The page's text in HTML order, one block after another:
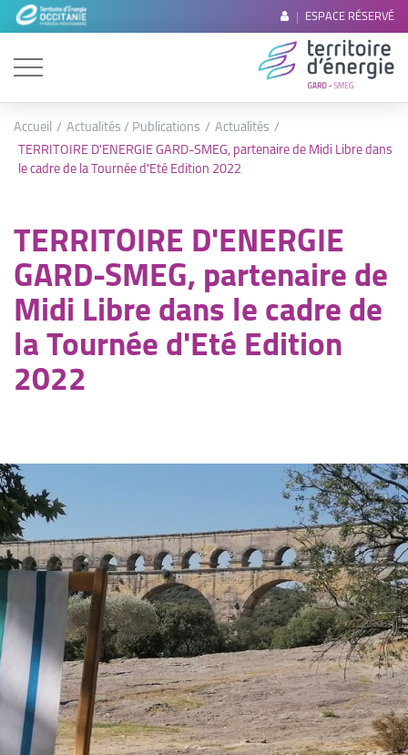
ESPACE RÉSERVÉ
Accueil Actualités / Publications
Actualités
TERRITOIRE D'ENERGIE GARD-SMEG, partenaire de Midi Libre dans
le cadre de la Tournée d'Eté Edition 2022
TERRITOIRE D'ENERGIE
GARD-SMEG, partenaire de
Midi Libre dans le cadre de
la Tournée d'Eté Edition
2022